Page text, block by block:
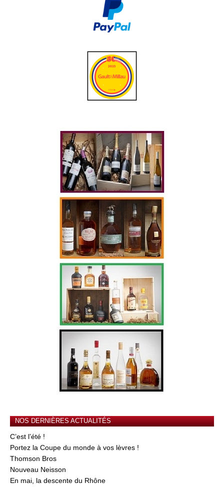
NOS DERNIÈRES ACTUALITÉS
C’est l’été !
Portez la Coupe du monde à vos lèvres !
Thomson Bros
Nouveau Neisson
En mai, la descente du Rhône